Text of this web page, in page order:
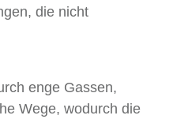
die nicht
enge Gassen,
Wege, wodurch die